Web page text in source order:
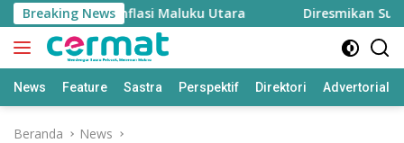
Langsung
ke
konten
Breaking News
Menjaga Inflasi Maluku Utara Diresmikan Sultan
News Feature Sastra Perspektif Direktori Advertorial
Beranda News